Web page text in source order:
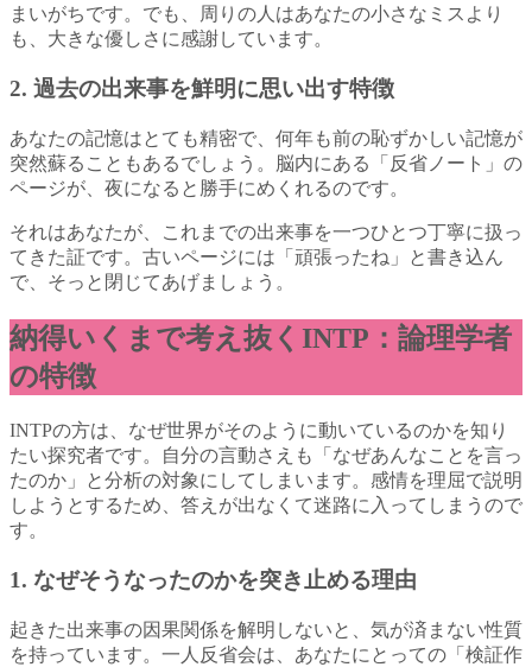
まいがちです。でも、周りの人はあなたの小さなミスより
も、大きな優しさに感謝しています。
2. 過去の出来事を鮮明に思い出す特徴
あなたの記憶はとても精密で、何年も前の恥ずかしい記憶が
突然蘇ることもあるでしょう。脳内にある「反省ノート」の
ページが、夜になると勝手にめくれるのです。
それはあなたが、これまでの出来事を一つひとつ丁寧に扱っ
てきた証です。古いページには「頑張ったね」と書き込ん
で、そっと閉じてあげましょう。
納得いくまで考え抜くINTP：論理学者
の特徴
INTPの方は、なぜ世界がそのように動いているのかを知り
たい探究者です。自分の言動さえも「なぜあんなことを言っ
たのか」と分析の対象にしてしまいます。感情を理屈で説明
しようとするため、答えが出なくて迷路に入ってしまうので
す。
1. なぜそうなったのかを突き止める理由
起きた出来事の因果関係を解明しないと、気が済まない性質
を持っています。一人反省会は、あなたにとっての「検証作